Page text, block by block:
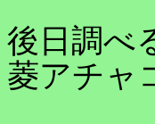
後日調べ
菱アチャ